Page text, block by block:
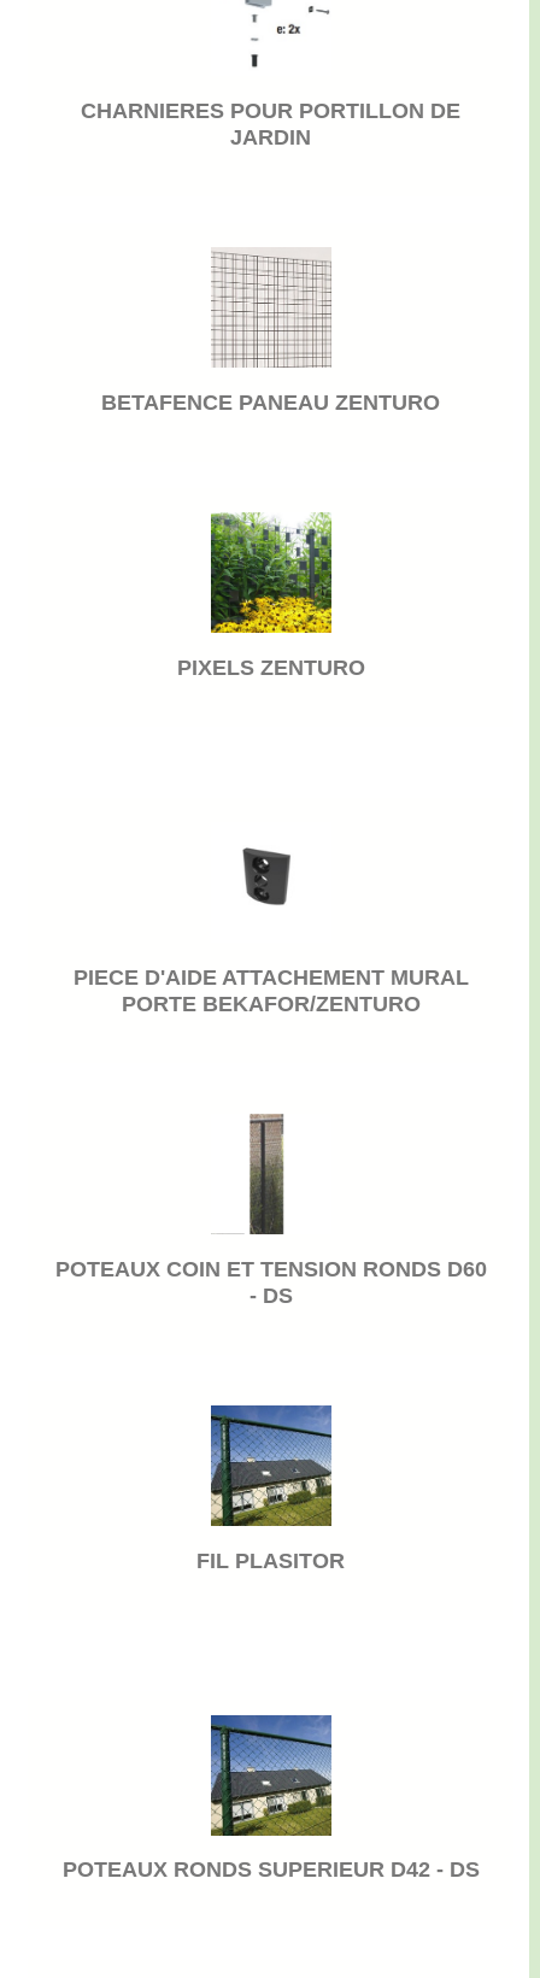
CHARNIERES POUR PORTILLON DE
JARDIN
BETAFENCE PANEAU ZENTURO
PIXELS ZENTURO
PIECE D'AIDE ATTACHEMENT MURAL
PORTE BEKAFOR/ZENTURO
POTEAUX COIN ET TENSION RONDS D60
- DS
FIL PLASITOR
POTEAUX RONDS SUPERIEUR D42 - DS